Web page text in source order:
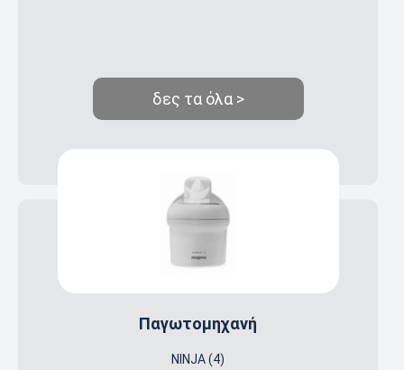
δες τα όλα >
Παγωτομηχανή
NINJA (4)